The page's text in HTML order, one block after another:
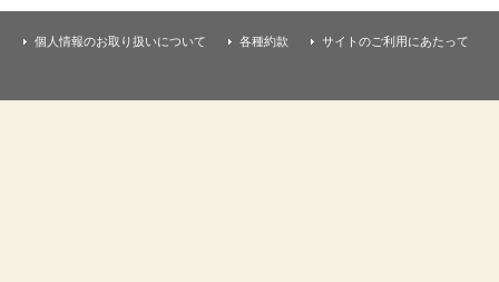
個人情報のお取り扱いについて 各種約款 サイトのご利用にあたって